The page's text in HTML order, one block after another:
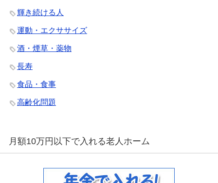
輝き続ける人
運動・エクササイズ
酒・煙草・薬物
長寿
食品・食事
高齢化問題
月額10万円以下で入れる老人ホーム